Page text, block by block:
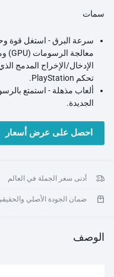
سمات
الإدخال/الإخراج المدمج
تحكم PlayStation.
الجديدة.
والمشغلات التكيفية وتقنية
رقم الموديل CFI-1102B
احصل على عرض أسعار
أدنى سعر الجملة في العالم
ضمان الجودة الأصلي
الوصف